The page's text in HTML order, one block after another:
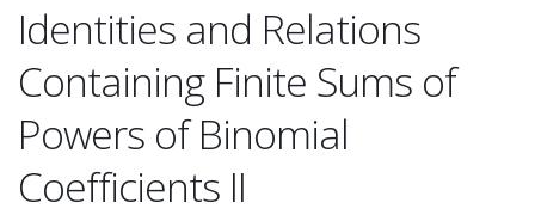
Identities and Relations
Containing Finite Sums of
Powers of Binomial
Coefficients II